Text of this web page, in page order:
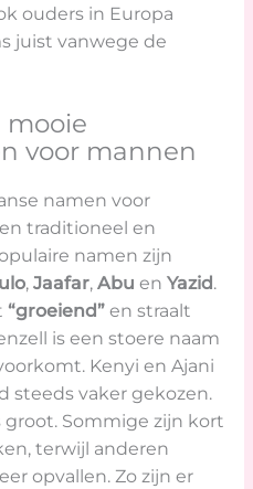
ouders in Europa
juist vanwege de
mooie
voor mannen
namen voor
traditioneel en
namen zijn
, Jaafar, Abu en Yazid .
“groeiend”en straalt
is een stoere naam
Kenyi en Ajani
steeds vaker gekozen.
groot. Sommige zijn kort
terwijl anderen
opvallen. Zo zijn er